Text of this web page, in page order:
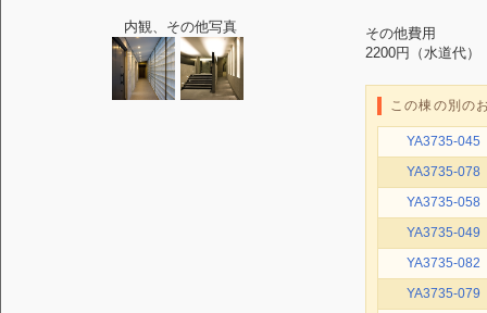
内観、その他写真
その他費用
2200円（水道代）
この棟の別の
YA3735-045
YA3735-078
YA3735-058
YA3735-049
YA3735-082
YA3735-079